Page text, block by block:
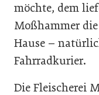
möchte, dem
Moßhammer
Hause –
Fahrradkurier.
Die Fleischerei